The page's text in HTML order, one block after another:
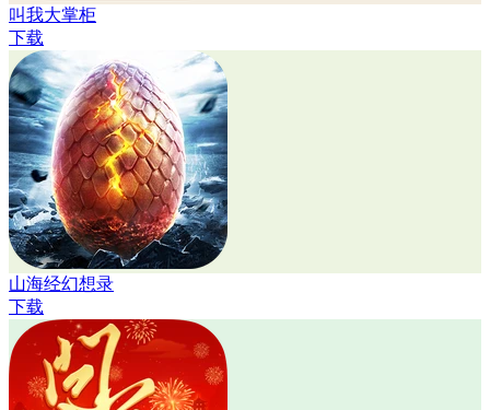
叫我大掌柜
下载
山海经幻想录
下载